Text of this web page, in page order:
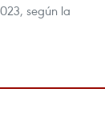
según la